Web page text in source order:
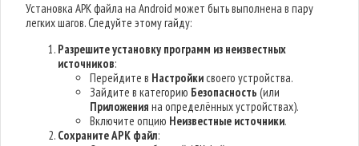
Установка APK файла на Android может быть выполнена в пару
легких шагов. Следуйте этому гайду:
Разрешите установку программ из неизвестных
источников:
Перейдите в Настройкисвоего устройства.
Зайдите в категорию Безопасность (или
Приложения на определённых устройствах).
Включите опцию Неизвестные источники.
Сохраните APK файл: